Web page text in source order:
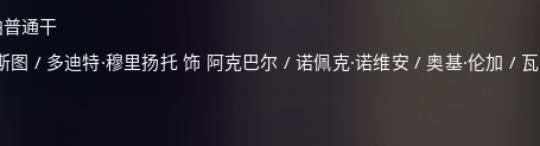
普通干
图 / 多迪特·穆里扬托 饰 阿克巴尔 / 诺佩克·诺维安 / 奥基·伦加 / 瓦